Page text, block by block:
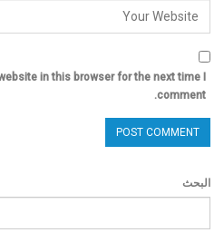
in this browser for the next time I
comment.
البحث